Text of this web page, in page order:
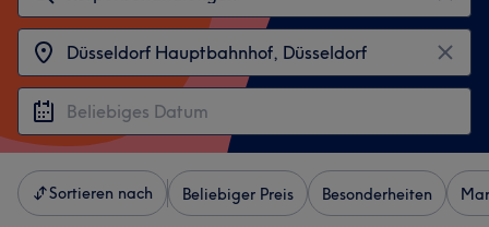
Sortieren nach Beliebiger Preis Besonderheiten